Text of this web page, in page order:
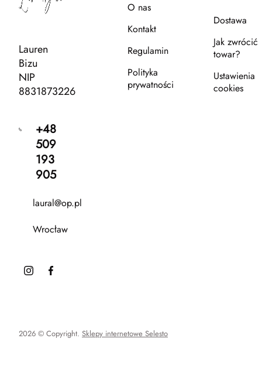
Lauren
Bizu
NIP
8831873226
+48
509
193
905
laural@op.pl
Wrocław
O nas
Kontakt
Regulamin
Polityka
prywatności
Dostawa
Jak zwrócić
towar?
Ustawienia
cookies
2026 © Copyright. Sklepy internetowe Selesto